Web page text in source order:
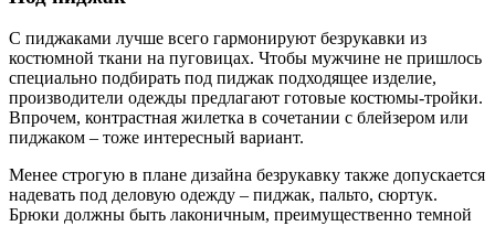
С пиджаками лучше всего гармонируют безрукавки из
костюмной ткани на пуговицах. Чтобы мужчине не пришлось
специально подбирать под пиджак подходящее изделие,
производители одежды предлагают готовые костюмы-тройки.
Впрочем, контрастная жилетка в сочетании с блейзером или
пиджаком – тоже интересный вариант.
Менее строгую в плане дизайна безрукавку также допускается
надевать под деловую одежду – пиджак, пальто, сюртук.
Брюки должны быть лаконичным, преимущественно темной